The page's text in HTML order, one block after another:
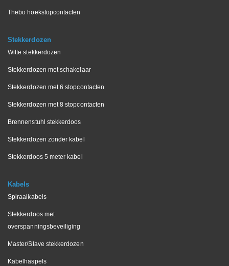
Thebo hoekstopcontacten
Stekkerdozen
Witte stekkerdozen
Stekkerdozen met schakelaar
Stekkerdozen met 6 stopcontacten
Stekkerdozen met 8 stopcontacten
Brennenstuhl stekkerdoos
Stekkerdozen zonder kabel
Stekkerdoos 5 meter kabel
Kabels
Spiraalkabels
Stekkerdoos met
overspanningsbeveiliging
Master/Slave stekkerdozen
Kabelhaspels